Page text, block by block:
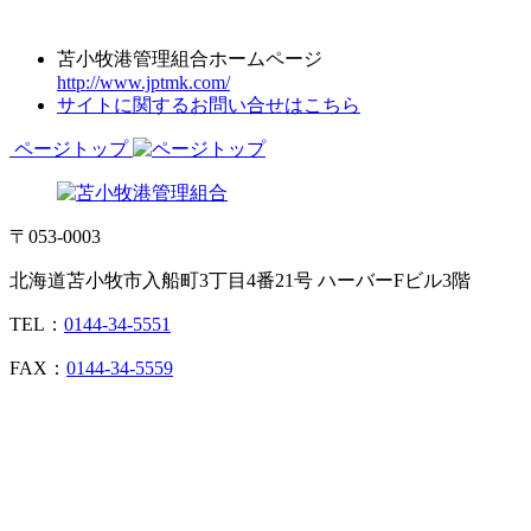
苫小牧港管理組合ホームページ
http://www.jptmk.com/
サイトに関するお問い合せはこちら
ページトップ
〒053-0003
北海道苫小牧市入船町3丁目4番21号 ハーバーFビル3階
TEL： 0144-34-5551
FAX： 0144-34-5559